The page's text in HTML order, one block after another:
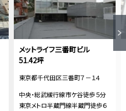
メットライフ三番町ビル
51.42坪
東京都千代田区三番町７－１４
中央・総武緩行線市ケ谷徒歩５分
東京メトロ半蔵門線半蔵門徒歩６